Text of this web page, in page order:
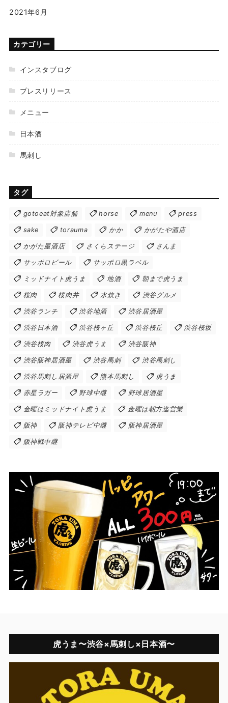
2021年6月
カテゴリー
インスタブログ
プレスリリース
メニュー
日本酒
馬刺し
タグ
gotoeat対象店舗 horse menu press
sake torauma かか かがたや酒店
かがた屋酒店 さくらステージ さんま
サッポロビール サッポロ黒ラベル
ミッドナイト虎うま 地酒 朝まで虎うま
桜肉 桜肉丼 水炊き 渋谷グルメ
渋谷ランチ 渋谷地酒 渋谷居酒屋
渋谷日本酒 渋谷桜ヶ丘 渋谷桜丘 渋谷桜坂
渋谷桜肉 渋谷虎うま 渋谷阪神
渋谷阪神居酒屋 渋谷馬刺 渋谷馬刺し
渋谷馬刺し居酒屋 熊本馬刺し 虎うま
赤星ラガー 野球中継 野球居酒屋
金曜はミッドナイト虎うま 金曜は朝方迄営業
阪神 阪神テレビ中継 阪神居酒屋
阪神戦中継
虎うま〜渋谷×馬刺し×日本酒〜